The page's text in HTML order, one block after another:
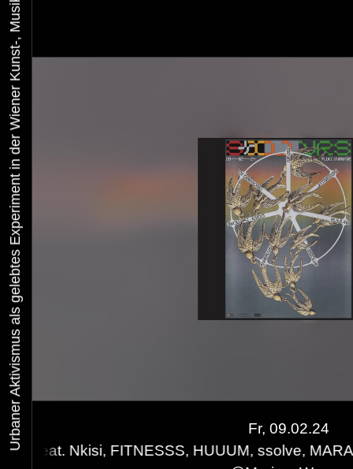
Urbaner Aktivismus als gelebtes Experiment in der Wiener Kunst-, Musik und Clubszene
Fr, 09.02.24
FITNESSS, HUUUM, ssolve, MARAws, Inou Ki